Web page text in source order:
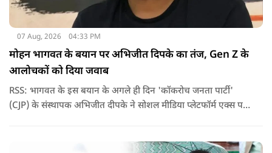
07 Aug, 2026 04:33 PM
मोहन भागवत के बयान पर अभिजीत दिपके का तंज, Gen Z के
आलोचकों को दिया जवाब
RSS: भागवत के इस बयान के अगले ही दिन 'कॉकरोच जनता पार्टी'
(CJP) के संस्थापक अभिजीत दीपके ने सोशल मीडिया प्लेटफॉर्म एक्स पर